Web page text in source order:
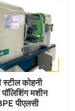
स्टील कोहनी
मशीन
पीएलसी